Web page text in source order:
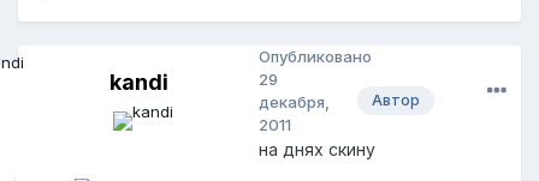
kandi
Автор
Опубликовано
29
декабря,
2011
на днях скину